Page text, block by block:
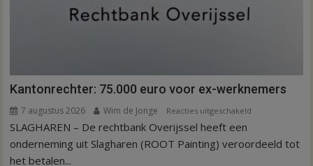
Kantonrechter: 75.000 euro voor ex-werknemers
7 augustus 2026 Wim de Jonge Reacties uitgeschakeld
75.000
SLAGHAREN – De rechtbank Overijssel heeft een
onderneming uit Slagharen (ROOT Painting) veroordeeld tot
het betalen...